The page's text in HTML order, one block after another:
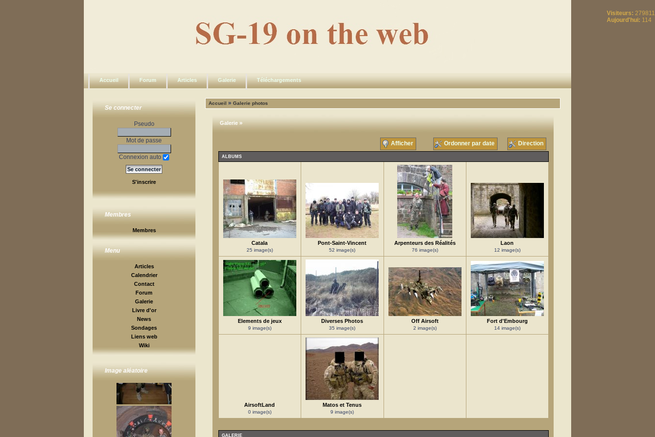
Accueil Forum Articles Galerie Téléchargements
Visiteurs: 279811
Aujourd'hui: 114
Se connecter
Pseudo
Mot de passe
Connexion auto
S'inscrire
Membres
Membres
Menu
Articles
Calendrier
Contact
Forum
Galerie
Livre d'or
News
Sondages
Liens web
Wiki
Image aléatoire
Accueil »Galerie photos
Galerie»
Afficher Ordonner par date Direction
ALBUMS
Catala
25 image(s)
Pont-Saint-Vincent
52 image(s)
Arpenteurs des Réalités
76 image(s)
Laon
12 image(s)
Elements de jeux
9 image(s)
Diverses Photos
35 image(s)
Off Airsoft
2 image(s)
Fort d'Embourg
14 image(s)
AirsoftLand
0 image(s)
Matos et Tenus
9 image(s)
GALERIE